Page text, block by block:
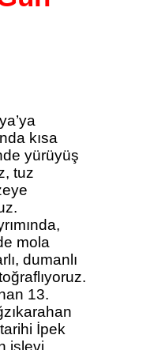
kısa
yürüyüş
tuz
mola
dumanlı
13.
İpek
işlevi